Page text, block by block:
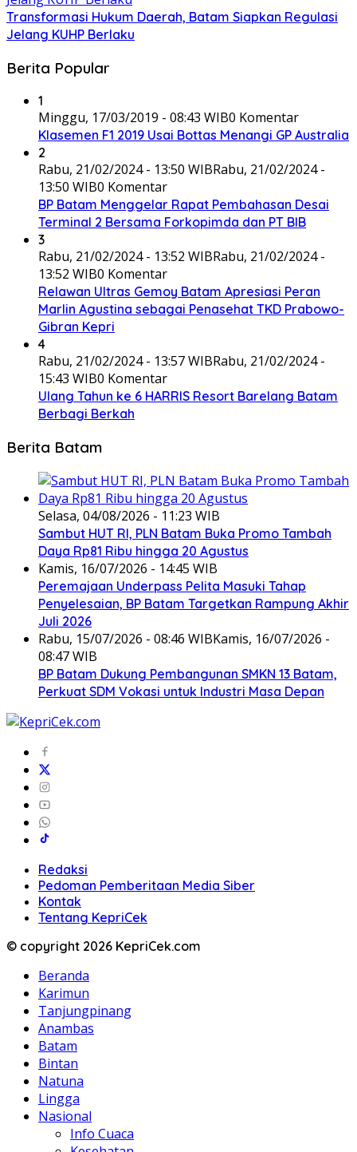
Transformasi Hukum Daerah, Batam Siapkan Regulasi
Jelang KUHP Berlaku
Berita Popular
1
Minggu, 17/03/2019 - 08:43 WIB0 Komentar
Klasemen F1 2019 Usai Bottas Menangi GP Australia
2
Rabu, 21/02/2024 - 13:50 WIBRabu, 21/02/2024 -
13:50 WIB0 Komentar
BP Batam Menggelar Rapat Pembahasan Desai
Terminal 2 Bersama Forkopimda dan PT BIB
3
Rabu, 21/02/2024 - 13:52 WIBRabu, 21/02/2024 -
13:52 WIB0 Komentar
Relawan Ultras Gemoy Batam Apresiasi Peran
Marlin Agustina sebagai Penasehat TKD Prabowo-
Gibran Kepri
4
Rabu, 21/02/2024 - 13:57 WIBRabu, 21/02/2024 -
15:43 WIB0 Komentar
Ulang Tahun ke 6 HARRIS Resort Barelang Batam
Berbagi Berkah
Berita Batam
Selasa, 04/08/2026 - 11:23 WIB
Sambut HUT RI, PLN Batam Buka Promo Tambah
Daya Rp81 Ribu hingga 20 Agustus
Kamis, 16/07/2026 - 14:45 WIB
Peremajaan Underpass Pelita Masuki Tahap
Penyelesaian, BP Batam Targetkan Rampung Akhir
Juli 2026
Rabu, 15/07/2026 - 08:46 WIBKamis, 16/07/2026 -
08:47 WIB
BP Batam Dukung Pembangunan SMKN 13 Batam,
Perkuat SDM Vokasi untuk Industri Masa Depan
Redaksi
Pedoman Pemberitaan Media Siber
Kontak
Tentang KepriCek
© copyright 2026 KepriCek.com
Beranda
Karimun
Tanjungpinang
Anambas
Batam
Bintan
Natuna
Lingga
Nasional
Info Cuaca